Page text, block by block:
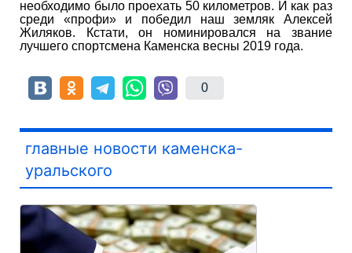
необходимо было проехать 50 километров. И как раз
среди «профи» и победил наш земляк Алексей
Жиляков. Кстати, он номинировался на звание
лучшего спортсмена Каменска весны 2019 года.
0
главные новости каменска-
уральского